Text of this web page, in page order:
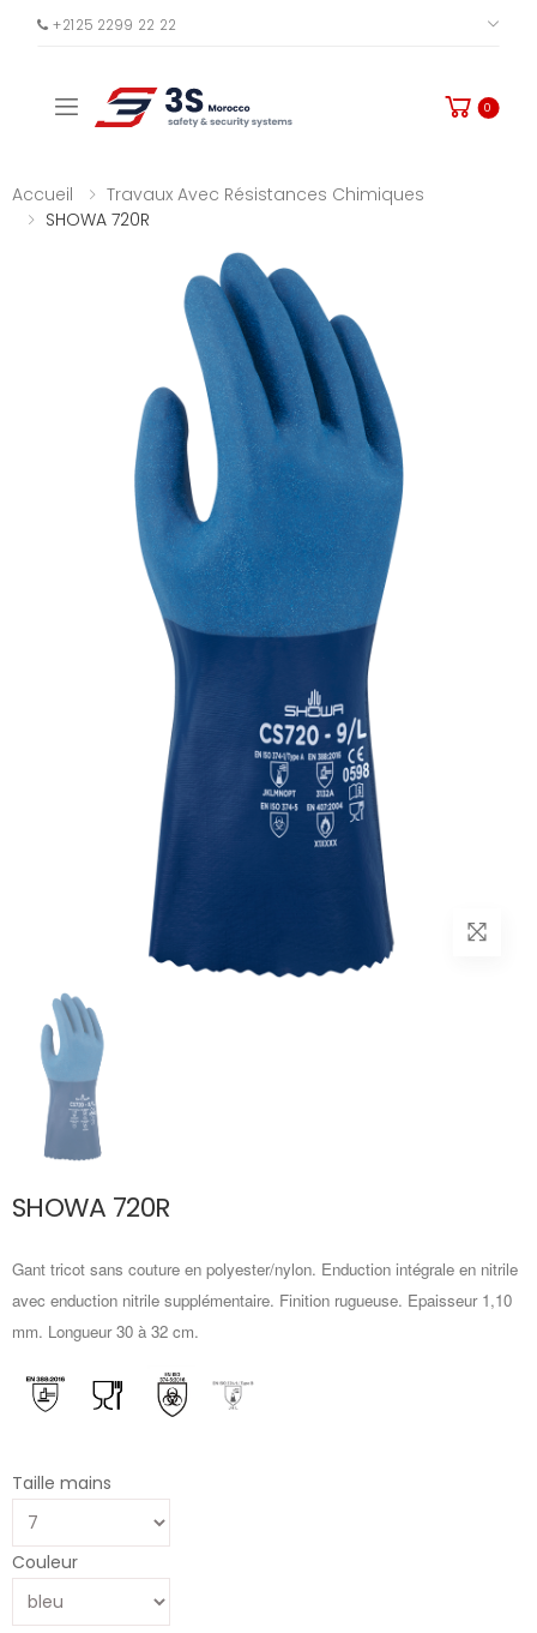
+2125 2299 22 22
Toggle mobile menu 0
Accueil
Travaux Avec Résistances Chimiques
SHOWA 720R
SHOWA 720R
Gant tricot sans couture en polyester/nylon. Enduction intégrale en nitrile
avec enduction nitrile supplémentaire. Finition rugueuse. Epaisseur 1,10
mm. Longueur 30 à 32 cm.
Taille mains
Couleur